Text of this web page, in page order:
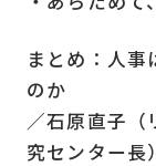
まとめ：人
のか
／石原直子
究センター長）